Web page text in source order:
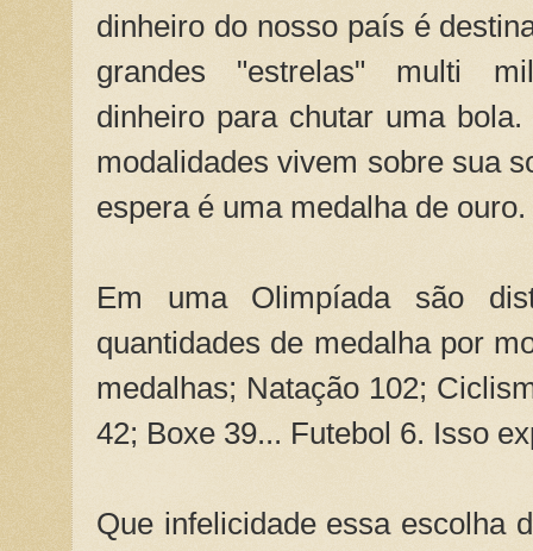
dinheiro do nosso país é
grandes "estrelas" multi
dinheiro para chutar uma
modalidades vivem sobre sua
espera é uma medalha de ouro.
Em uma Olimpíada são
quantidades de medalha por
medalhas; Natação 102;
42; Boxe 39... Futebol 6. Isso
Que infelicidade essa escolha